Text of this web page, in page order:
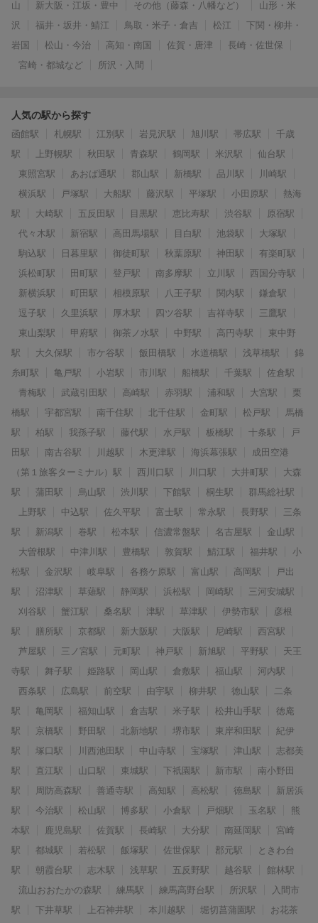
山 新大阪・江坂・豊中 その他（藤森・八幡など）
山形・米
沢
福井・坂井・鯖江 鳥取・米子・倉吉 松江
下関・柳井・
岩国
松山・今治 高知・南国 佐賀・唐津
長崎・佐世保
宮崎・都城など
所沢・入間
人気の駅から探す
函館駅 札幌駅 江別駅 岩見沢駅 旭川駅 帯広駅
千歳
駅
上野幌駅 秋田駅 青森駅 鶴岡駅 米沢駅
仙台駅
東照宮駅
あおば通駅 郡山駅 新橋駅 品川駅
川崎駅
横浜駅
戸塚駅 大船駅 藤沢駅 平塚駅 小田原駅
熱海
駅
大崎駅 五反田駅 目黒駅 恵比寿駅 渋谷駅
原宿駅
代々木駅
新宿駅 高田馬場駅 目白駅 池袋駅
大塚駅
駒込駅
日暮里駅 御徒町駅 秋葉原駅 神田駅
有楽町駅
浜松町駅
田町駅 登戸駅 南多摩駅 立川駅
西国分寺駅
新横浜駅
町田駅 相模原駅 八王子駅 関内駅
鎌倉駅
逗子駅
久里浜駅 厚木駅 四ツ谷駅 吉祥寺駅
三鷹駅
東山梨駅
甲府駅 御茶ノ水駅 中野駅 高円寺駅
東中野
駅
大久保駅 市ケ谷駅 飯田橋駅 水道橋駅 浅草橋駅
錦
糸町駅
亀戸駅 小岩駅 市川駅 船橋駅 千葉駅
佐倉駅
青梅駅
武蔵引田駅 高崎駅 赤羽駅 浦和駅 大宮駅
栗
橋駅
宇都宮駅 南千住駅 北千住駅 金町駅 松戸駅
馬橋
駅
柏駅 我孫子駅 藤代駅 水戸駅 板橋駅 十条駅
戸
田駅
南古谷駅 川越駅 木更津駅 海浜幕張駅
成田空港
（第１旅客ターミナル）駅
西川口駅 川口駅 大井町駅
大森
駅
蒲田駅 烏山駅 渋川駅 下館駅 桐生駅
群馬総社駅
上野駅
中込駅 佐久平駅 富士駅 常永駅 長野駅
三条
駅
新潟駅 巻駅 松本駅 信濃常盤駅 名古屋駅
金山駅
大曽根駅
中津川駅 豊橋駅 敦賀駅 鯖江駅 福井駅
小
松駅
金沢駅 岐阜駅 各務ケ原駅 富山駅 高岡駅
戸出
駅
沼津駅 草薙駅 静岡駅 浜松駅 岡崎駅
三河安城駅
刈谷駅
蟹江駅 桑名駅 津駅 草津駅 伊勢市駅
彦根
駅
膳所駅 京都駅 新大阪駅 大阪駅 尼崎駅
西宮駅
芦屋駅
三ノ宮駅 元町駅 神戸駅 新旭駅 平野駅
天王
寺駅
舞子駅 姫路駅 岡山駅 倉敷駅 福山駅
河内駅
西条駅
広島駅 前空駅 由宇駅 柳井駅 徳山駅
二条
駅
亀岡駅 福知山駅 倉吉駅 米子駅 松井山手駅
徳庵
駅
京橋駅 野田駅 北新地駅 堺市駅 東岸和田駅
紀伊
駅
塚口駅 川西池田駅 中山寺駅 宝塚駅 津山駅
志都美
駅
直江駅 山口駅 東城駅 下祇園駅 新市駅
南小野田
駅
周防高森駅 善通寺駅 高知駅 高松駅 徳島駅
新居浜
駅
今治駅 松山駅 博多駅 小倉駅 戸畑駅 玉名駅
熊
本駅
鹿児島駅 佐賀駅 長崎駅 大分駅 南延岡駅
宮崎
駅
都城駅 若松駅 飯塚駅 佐世保駅 郡元駅
ときわ台
駅
朝霞台駅 志木駅 浅草駅 五反野駅 越谷駅
館林駅
流山おおたかの森駅
練馬駅 練馬高野台駅 所沢駅
入間市
駅
下井草駅 上石神井駅 本川越駅 堀切菖蒲園駅
お花茶